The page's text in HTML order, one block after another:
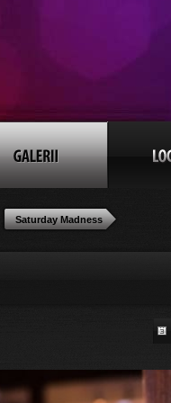
Saturday Madness